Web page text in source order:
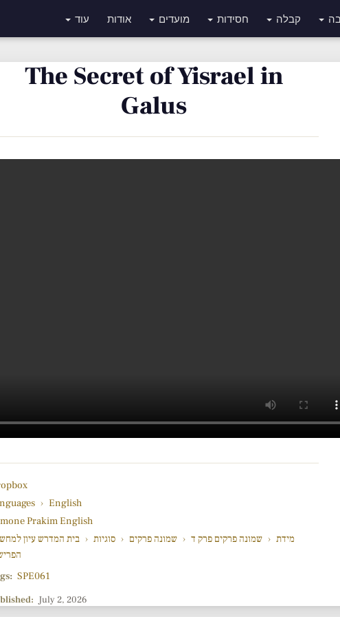
קבלה חסידות מועדים אודות עוד
The Secret of Yisrael in
Galus
› English
Prakim English
בית המדרש עיון › סוגיות › שמונה פרקים › שמונה פרקים פרק ד › מידת
SPE061
July 2, 2026